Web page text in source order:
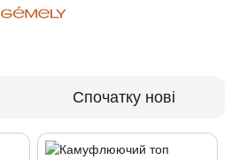
Спочатку нові